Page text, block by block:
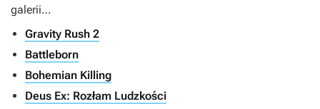
galerii…
Gravity Rush 2
Battleborn
Bohemian Killing
Deus Ex: Rozłam Ludzkości